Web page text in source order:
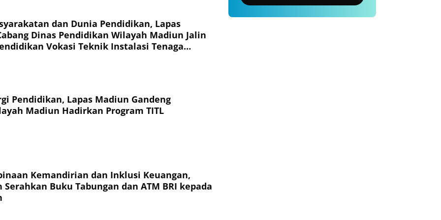
dan Dunia Pendidikan, Lapas
Dinas Pendidikan Wilayah Madiun Jalin
Vokasi Teknik Instalasi Tenaga
Binaan
Pendidikan, Lapas Madiun Gandeng
Madiun Hadirkan Program TITL
Kemandirian dan Inklusi Keuangan,
Serahkan Buku Tabungan dan ATM BRI kepada